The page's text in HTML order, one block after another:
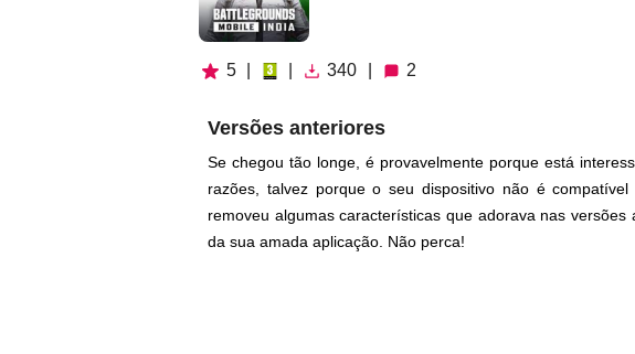
5 340 2
Versões anteriores
Se chegou tão longe, é provavelmente porque está
razões, talvez porque o seu dispositivo não é
removeu algumas características que adorava nas
da sua amada aplicação. Não perca!